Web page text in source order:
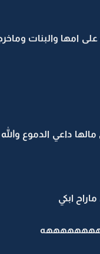
امها والبنات
داعي الدموع
ابكي